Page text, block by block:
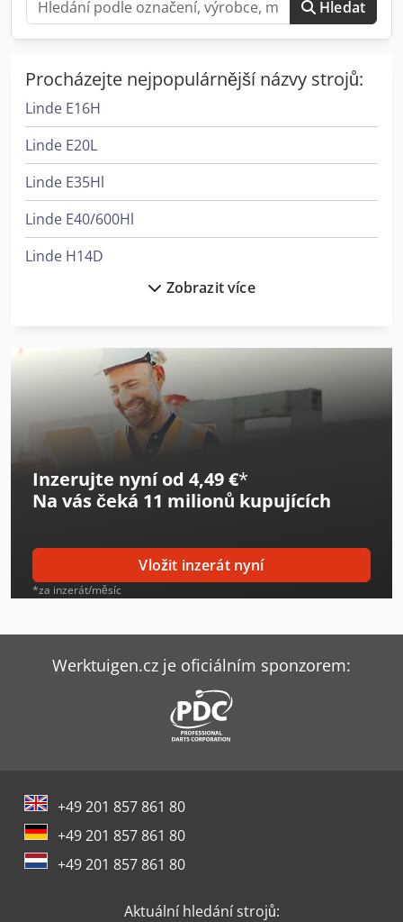
Hledat
Procházejte nejpopulárnější názvy strojů:
Linde E16H
Linde E20L
Linde E35Hl
Linde E40/600Hl
Linde H14D
Linde H16T
Linde H18T
Linde H35D
Linde H40D
Linde H45D
Linde H45T
Linde H60D
Linde H80T
Linde L10B
Zobrazit více
Inzerujte nyní od 4,49 €*
Na vás čeká 11 milionů kupujících
Vložit inzerát nyní
*za inzerát/měsíc
Werktuigen.cz je oficiálním sponzorem:
+49 201 857 861 80
+49 201 857 861 80
+49 201 857 861 80
Aktuální hledání strojů: